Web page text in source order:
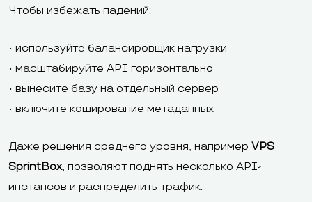
Чтобы избежать падений:
• используйте балансировщик нагрузки
• масштабируйте API горизонтально
• вынесите базу на отдельный сервер
• включите кэширование метаданных
Даже решения среднего уровня, например VPS
SprintBox, позволяют поднять несколько API-
инстансов и распределить трафик.